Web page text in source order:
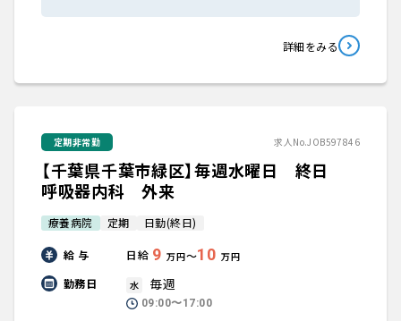
詳細をみる
定期非常勤 求人No.JOB597846
【千葉県千葉市緑区】毎週水曜日 終日
呼吸器内科 外来
療養病院 定期 日勤(終日)
給 与 日給 9 万円〜10 万円
勤務日 水 毎週
09:00〜17:00